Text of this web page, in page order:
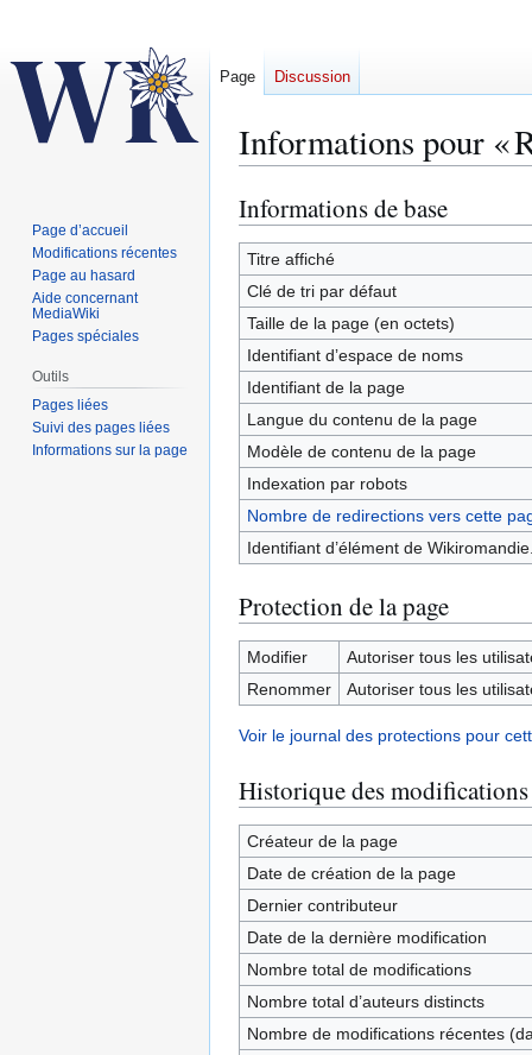
Informations pour «
Aller
à
la
navigation
Aller
à
la
recherche
Informations de base
Titre affiché
Clé de tri par défaut
Taille de la page (en octets)
Identifiant dʼespace de noms
Identifiant de la page
Langue du contenu de la page
Modèle de contenu de la page
Indexation par robots
Nombre de redirections vers cette
Identifiant d’élément de
Protection de la page
Modifier
Autoriser tous les
Renommer
Autoriser tous les
Voir le journal des protections pour
Historique des modifications
Créateur de la page
Date de création de la page
Dernier contributeur
Date de la dernière modification
Nombre total de modifications
Nombre total d’auteurs distincts
Nombre de modifications récentes
Page Discussion
Page d’accueil
Modifications récentes
Page au hasard
Aide concernant
MediaWiki
Pages spéciales
Outils
Pages liées
Suivi des pages liées
Informations sur la page